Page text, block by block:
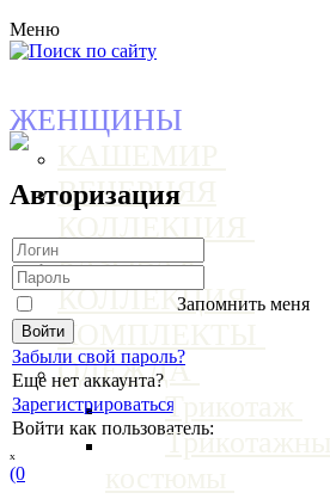
Меню
ЖЕНЩИНЫ
ВЕЧЕРНЯЯ
БАЗОВАЯ
КОЛЛЕКЦИЯ
КОМПЛЕКТЫ
ОДЕЖДА
Трикотаж
Трикотажные
Авторизация
Запомнить меня
Забыли свой пароль?
Еще нет аккаунта?
Зарегистрироваться
Войти как пользователь:
ₓ
(0